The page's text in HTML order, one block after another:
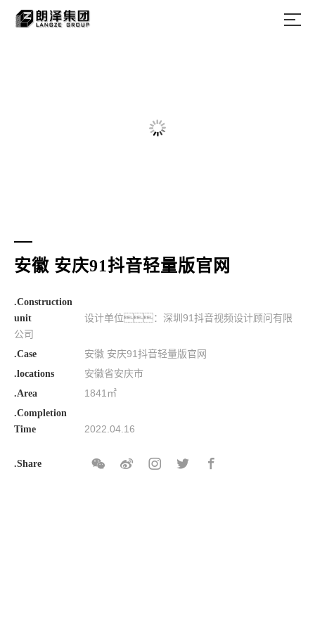
安徽 安庆91抖音轻量版官网
.Construction
unit
设计单位：深圳91抖音视频设计顾问有限
公司
.Case 安徽 安庆91抖音轻量版官网
.locations 安徽省安庆市
.Area 1841㎡
.Completion
Time
2022.04.16
.Share